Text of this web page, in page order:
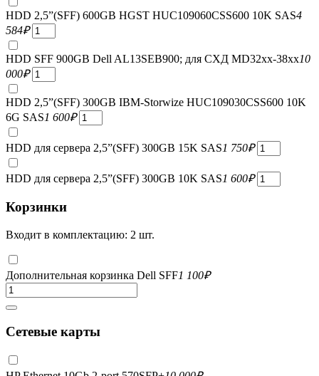
HDD 2,5”(SFF) 600GB HGST HUC109060CSS600 10K SAS4
584₽
HDD SFF 900GB Dell AL13SEB900; для СХД MD32xx-38xx10
000₽
HDD 2,5”(SFF) 300GB IBM-Storwize HUC109030CSS600 10K
6G SAS1 600₽
HDD для сервера 2,5”(SFF) 300GB 15K SAS1 750₽
HDD для сервера 2,5”(SFF) 300GB 10K SAS1 600₽
Корзинки
Входит в комплектацию: 2 шт.
Дополнительная корзинка Dell SFF1 100₽
Сетевые карты